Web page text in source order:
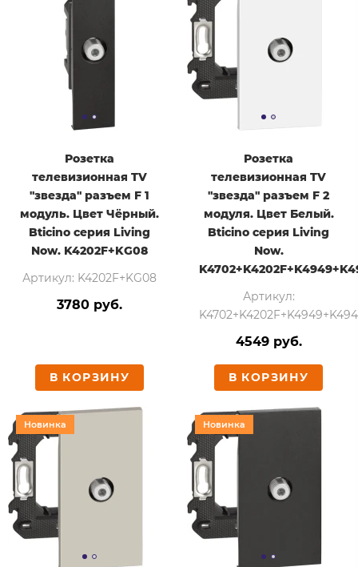
Розетка
телевизионная TV
"звезда" разъем F 1
модуль. Цвет Чёрный.
Bticino серия Living
Now. K4202F+KG08
Артикул: K4202F+KG08
3780 руб.
В КОРЗИНУ
Розетка
телевизионная TV
"звезда" разъем F 2
модуля. Цвет Белый.
Bticino серия Living
Now.
Артикул:
4549 руб.
В КОРЗИНУ
Новинка Новинка